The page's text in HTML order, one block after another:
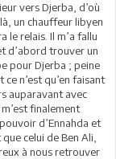
vers Djerba, d’où
un chauffeur libyen
le relais. Il m’a fallu
d’abord trouver un
pour Djerba ; peine
n’est qu’en faisant
auparavant avec
finalement
d’Ennahda et
celui de Ben Ali,
à nous retrouver